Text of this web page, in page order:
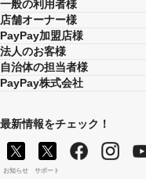
通信料・医療機関・調剤
いがございます。
注意事項
本キャンペーン、
が同時開催する他
るPayPayポイント
一般の利用者様
店舗オーナー様
PayPay加盟店様
法人のお客様
自治体の担当者様
PayPay株式会社
最新情報をチェック！
お知らせ サポート